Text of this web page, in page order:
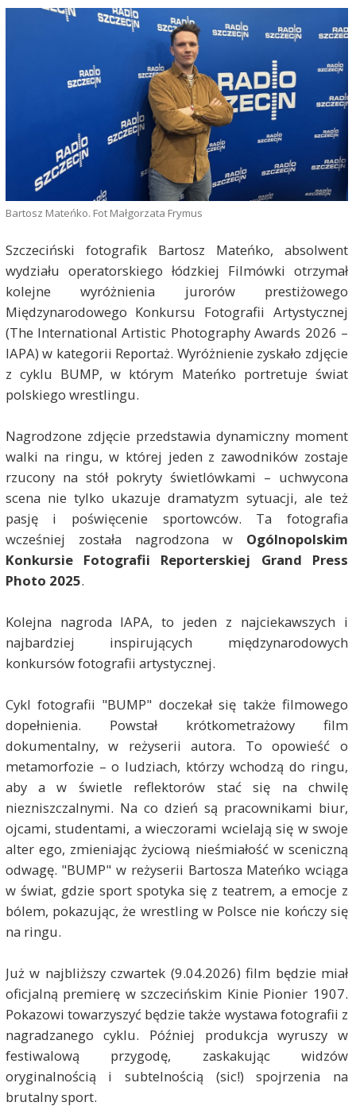
Bartosz Mateńko. Fot Małgorzata Frymus
Szczeciński fotografik Bartosz Mateńko, absolwent
wydziału operatorskiego łódzkiej Filmówki otrzymał
kolejne wyróżnienia jurorów prestiżowego
Międzynarodowego Konkursu Fotografii Artystycznej
(The International Artistic Photography Awards 2026 –
IAPA) w kategorii Reportaż. Wyróżnienie zyskało zdjęcie
z cyklu BUMP, w którym Mateńko portretuje świat
polskiego wrestlingu.
Nagrodzone zdjęcie przedstawia dynamiczny moment
walki na ringu, w której jeden z zawodników zostaje
rzucony na stół pokryty świetlówkami – uchwycona
scena nie tylko ukazuje dramatyzm sytuacji, ale też
pasję i poświęcenie sportowców. Ta fotografia
wcześniej została nagrodzona w Ogólnopolskim
Konkursie Fotografii Reporterskiej Grand Press
Photo 2025.
Kolejna nagroda IAPA, to jeden z najciekawszych i
najbardziej inspirujących międzynarodowych
konkursów fotografii artystycznej.
Cykl fotografii "BUMP" doczekał się także filmowego
dopełnienia. Powstał krótkometrażowy film
dokumentalny, w reżyserii autora. To opowieść o
metamorfozie – o ludziach, którzy wchodzą do ringu,
aby a w świetle reflektorów stać się na chwilę
niezniszczalnymi. Na co dzień są pracownikami biur,
ojcami, studentami, a wieczorami wcielają się w swoje
alter ego, zmieniając życiową nieśmiałość w sceniczną
odwagę. "BUMP" w reżyserii Bartosza Mateńko wciąga
w świat, gdzie sport spotyka się z teatrem, a emocje z
bólem, pokazując, że wrestling w Polsce nie kończy się
na ringu.
Już w najbliższy czwartek (9.04.2026) film będzie miał
oficjalną premierę w szczecińskim Kinie Pionier 1907.
Pokazowi towarzyszyć będzie także wystawa fotografii z
nagradzanego cyklu. Później produkcja wyruszy w
festiwalową przygodę, zaskakując widzów
oryginalnością i subtelnością (sic!) spojrzenia na
brutalny sport.